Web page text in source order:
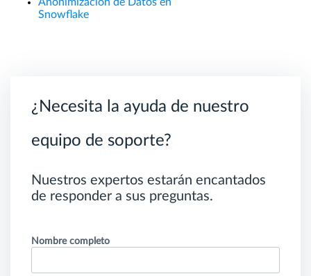
Snowflake
¿Necesita la ayuda de nuestro
equipo de soporte?
Nuestros expertos estarán encantados
de responder a sus preguntas.
Nombre completo